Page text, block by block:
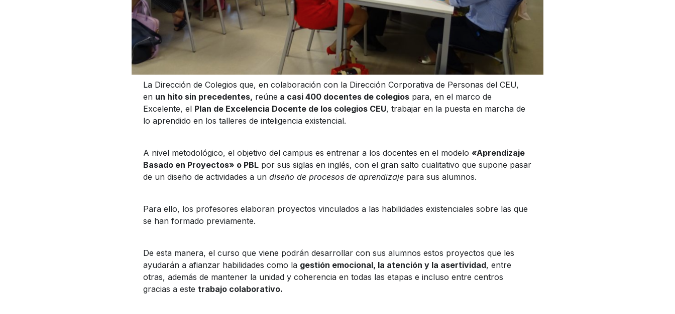
La Dirección de Colegios que, en colaboración con la Dirección Corporativa de Personas del CEU,
en un hito sin precedentes, reúne a casi 400 docentes de colegiospara, en el marco de
Excelente, el Plan de Excelencia Docentede los colegios CEU, trabajar en la puesta en marcha de
lo aprendido en los talleres de inteligencia existencial.
A nivel metodológico, el objetivo del campus es entrenar a los docentes en el modelo «Aprendizaje
Basado en Proyectos» o PBLpor sus siglas en inglés, con el gran salto cualitativo que supone pasar
de un diseño de actividades a un diseño de procesos de aprendizajepara sus alumnos.
Para ello, los profesores elaboran proyectos vinculados a las habilidades existenciales sobre las que
se han formado previamente.
De esta manera, el curso que viene podrán desarrollar con sus alumnos estos proyectos que les
ayudarán a afianzar habilidades como la gestión emocional, la atención y la asertividad, entre
otras, además de mantener la unidad y coherencia en todas las etapas e incluso entre centros
gracias a este trabajo colaborativo.